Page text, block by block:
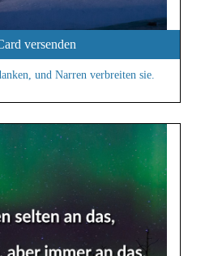
versenden
und Narren verbreiten sie.